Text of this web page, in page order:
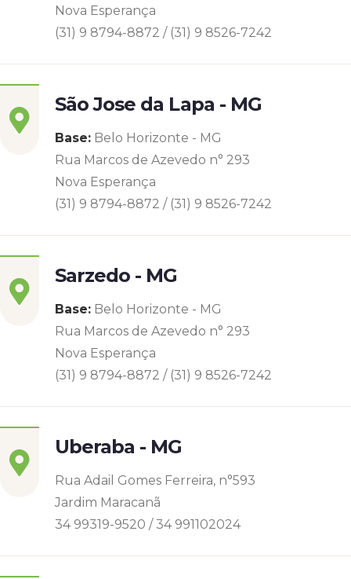
Nova Esperança
(31) 9 8794-8872 / (31) 9 8526-7242
São Jose da Lapa - MG
Base: Belo Horizonte - MG
Rua Marcos de Azevedo n° 293
Nova Esperança
(31) 9 8794-8872 / (31) 9 8526-7242
Sarzedo - MG
Base: Belo Horizonte - MG
Rua Marcos de Azevedo n° 293
Nova Esperança
(31) 9 8794-8872 / (31) 9 8526-7242
Uberaba - MG
Rua Adail Gomes Ferreira, n°593
Jardim Maracanã
34 99319-9520 / 34 991102024